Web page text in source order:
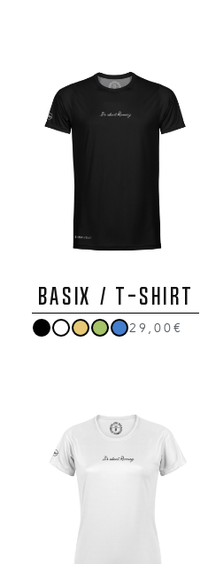
BASIX / T-Shirt
29,00€